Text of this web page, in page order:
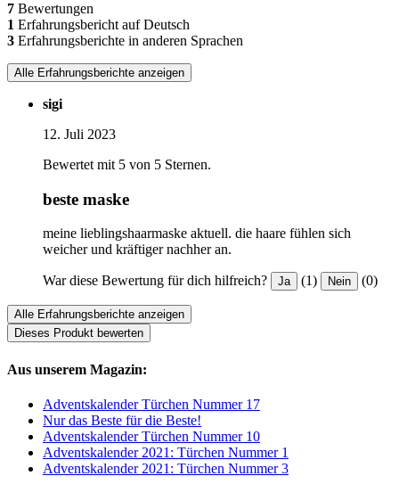
7 Bewertungen
1 Erfahrungsbericht auf Deutsch
3 Erfahrungsberichte in anderen Sprachen
Alle Erfahrungsberichte anzeigen
sigi
12. Juli 2023
Bewertet mit 5 von 5 Sternen.
beste maske
meine lieblingshaarmaske aktuell. die haare fühlen sich
weicher und kräftiger nachher an.
War diese Bewertung für dich hilfreich? Ja (1) Nein (0)
Alle Erfahrungsberichte anzeigen
Dieses Produkt bewerten
Aus unserem Magazin:
Adventskalender Türchen Nummer 17
Nur das Beste für die Beste!
Adventskalender Türchen Nummer 10
Adventskalender 2021: Türchen Nummer 1
Adventskalender 2021: Türchen Nummer 3